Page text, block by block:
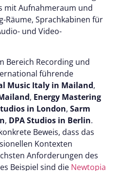
mit Aufnahmeraum und
Räume, Sprachkabinen für
und Video-
Bereich Recording und
führende
Music Italy in Mailand,
, Energy Mastering
in London,Sarm
, DPA Studios in Berlin.
Beweis, dass das
Kontexten
Anforderungen des
Beispiel sind die Newtopia